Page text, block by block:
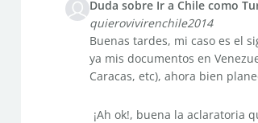
Duda sobre Ir a Chile como
quierovivirenchile2014
Buenas tardes, mi caso es el
ya mis documentos en
Caracas, etc), ahora bien
¡Ah ok!, buena la aclaratoria